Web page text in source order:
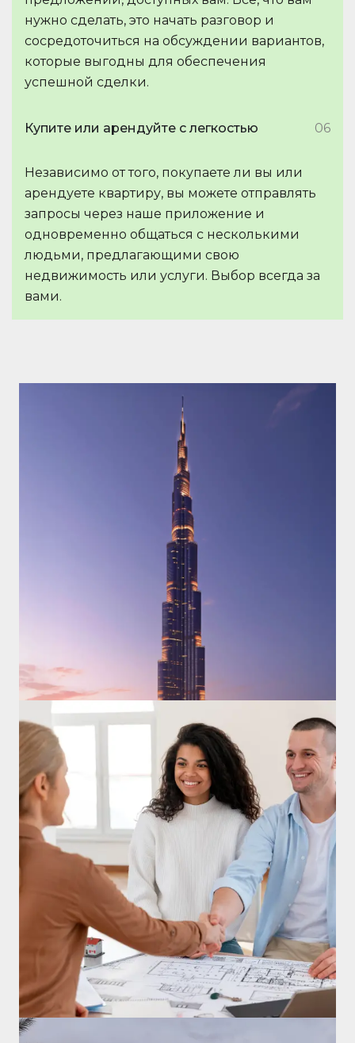
нужно сделать, это начать разговор и
сосредоточиться на обсуждении вариантов,
которые выгодны для обеспечения
успешной сделки.
Купите или арендуйте с легкостью 06
Независимо от того, покупаете ли вы или
арендуете квартиру, вы можете отправлять
запросы через наше приложение и
одновременно общаться с несколькими
людьми, предлагающими свою
недвижимость или услуги. Выбор всегда за
вами.